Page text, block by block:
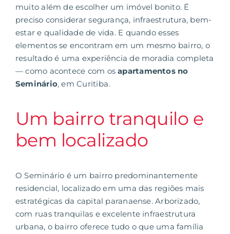
muito além de escolher um imóvel bonito. É
preciso considerar segurança, infraestrutura, bem-
estar e qualidade de vida. E quando esses
elementos se encontram em um mesmo bairro, o
resultado é uma experiência de moradia completa
— como acontece com osapartamentos no
Seminário, em Curitiba.
Um bairro tranquilo e
bem localizado
O Seminário é um bairro predominantemente
residencial, localizado em uma das regiões mais
estratégicas da capital paranaense. Arborizado,
com ruas tranquilas e excelente infraestrutura
urbana, o bairro oferece tudo o que uma família